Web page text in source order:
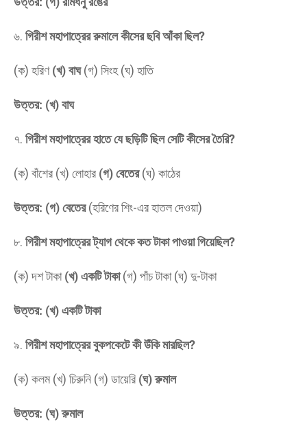
​৬. গিরীশ মহাপাত্রের রুমালে কীসের ছবি আঁকা ছিল?
(ক) হরিণ(খ) বাঘ(গ) সিংহ (ঘ) হাতি
উত্তর: (খ) বাঘ
​৭. গিরীশ মহাপাত্রের হাতে যে ছড়িটি ছিল সেটি কীসের তৈরি?
(ক) বাঁশের (খ) লোহার (গ) বেতের(ঘ) কাঠের
উত্তর: (গ) বেতের(হরিণের শিং-এর হাতল দেওয়া)
​৮. গিরীশ মহাপাত্রের ট্যাগ থেকে কত টাকা পাওয়া গিয়েছিল?
(ক) দশ টাকা(খ) একটি টাকা(গ) পাঁচ টাকা (ঘ) দু-টাকা
উত্তর: (খ) একটি টাকা
​৯. গিরীশ মহাপাত্রের বুকপকেটে কী উঁকি মারছিল?
(ক) কলম (খ) চিরুনি (গ) ডায়েরি (ঘ) রুমাল
উত্তর: (ঘ) রুমাল